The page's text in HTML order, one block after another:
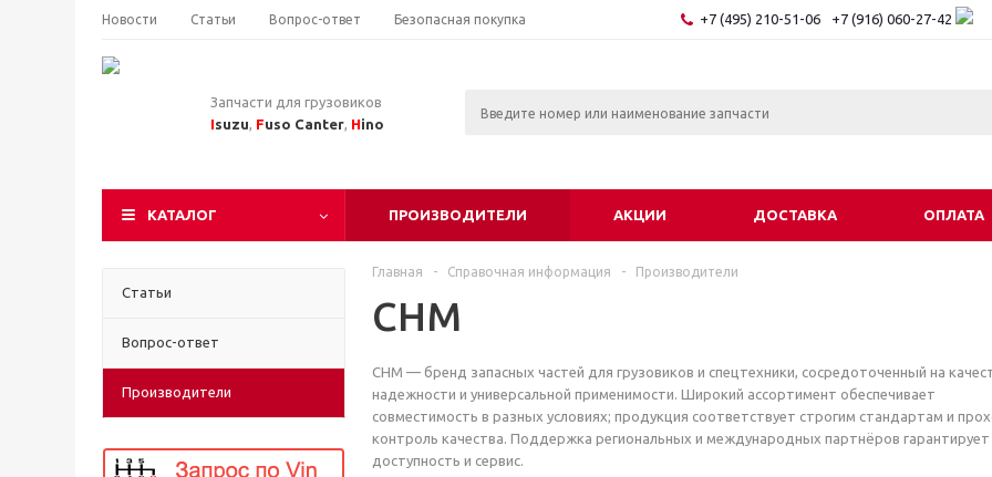
Новости Статьи Вопрос-ответ Безопасная покупка +7 (495) 210-51-06 +7 (916) 060-27-42
Запчасти для грузовиков
Isuzu, Fuso Canter, Hino
КАТАЛОГ ПРОИЗВОДИТЕЛИ АКЦИИ ДОСТАВКА ОПЛАТА
Статьи
Вопрос-ответ
Производители
Главная - Справочная информация - Производители
CHM
CHM — бренд запасных частей для грузовиков и спецтехники, сосредоточенный на
надежности и универсальной применимости. Широкий ассортимент обеспечивает
совместимость в разных условиях; продукция соответствует строгим стандартам и
контроль качества. Поддержка региональных и международных партнёров гарантирует
доступность и сервис.